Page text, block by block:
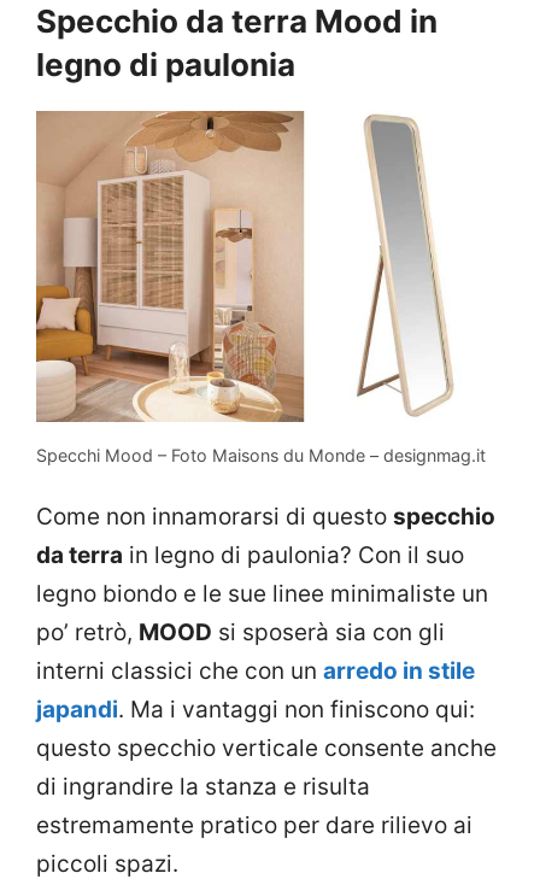
Specchio da terra Mood in
legno di paulonia
Specchi Mood – Foto Maisons du Monde – designmag.it
Come non innamorarsi di questo specchio
da terra in legno di paulonia? Con il suo
legno biondo e le sue linee minimaliste un
po’ retrò, MOOD si sposerà sia con gli
interni classici che con un arredo in stile
japandi. Ma i vantaggi non finiscono qui:
questo specchio verticale consente anche
di ingrandire la stanza e risulta
estremamente pratico per dare rilievo ai
piccoli spazi.